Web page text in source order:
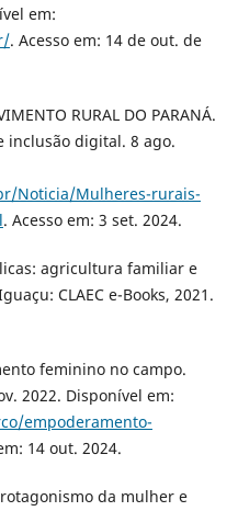
em:
. Acesso em: 14 de out. de
RURAL DO PARANÁ.
inclusão digital. 8 ago.
Noticia/Mulheres-rurais-
. Acesso em: 3 set. 2024.
agricultura familiar e
CLAEC e-Books, 2021.
feminino no campo.
2022. Disponível em:
empoderamento-
14 out. 2024.
da mulher e